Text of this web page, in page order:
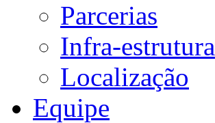
Parcerias
Infra-estrutura
Localização
Equipe